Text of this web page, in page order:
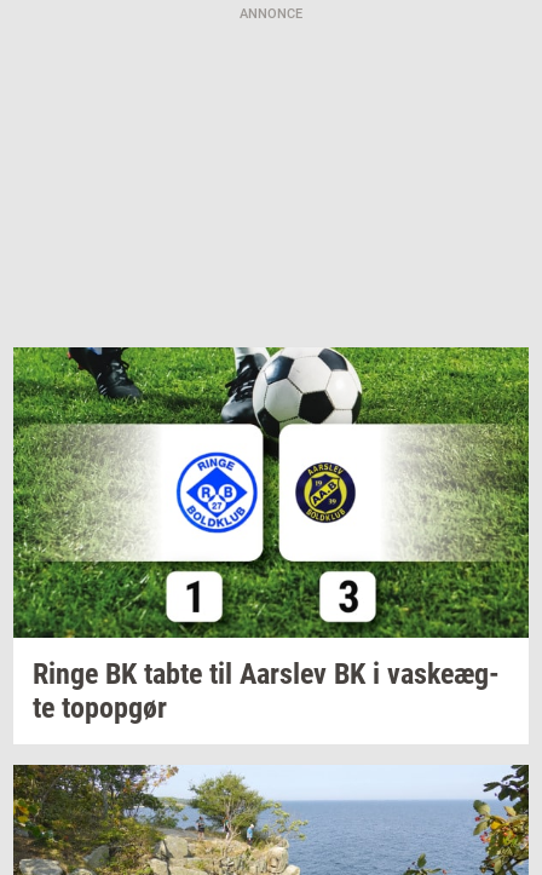
ANNONCE
Ringe BK tabte til Aars­lev BK i va­ske­æg­
te topop­gør